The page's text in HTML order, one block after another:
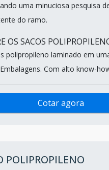
uma minuciosa pesquisa
do ramo.
OS SACOS
polipropileno laminado em
Com alto know-
Cotar agora
POLIPROPILENO